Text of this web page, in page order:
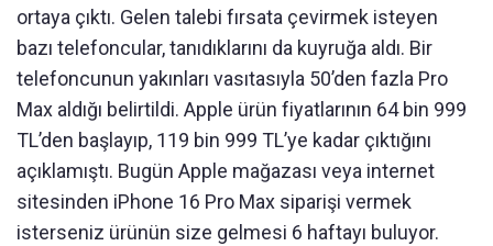
ortaya çıktı. Gelen talebi fırsata çevirmek isteyen
bazı telefoncular, tanıdıklarını da kuyruğa aldı. Bir
telefoncunun yakınları vasıtasıyla 50’den fazla Pro
Max aldığı belirtildi. Apple ürün fiyatlarının 64 bin 999
TL’den başlayıp, 119 bin 999 TL’ye kadar çıktığını
açıklamıştı. Bugün Apple mağazası veya internet
sitesinden iPhone 16 Pro Max siparişi vermek
isterseniz ürünün size gelmesi 6 haftayı buluyor.